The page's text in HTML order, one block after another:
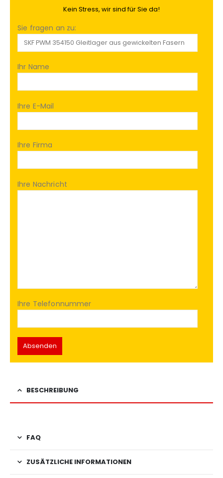
Kein Stress, wir sind für Sie da!
Sie fragen an zu:
Ihr Name
Ihre E-Mail
Ihre Firma
Ihre Nachricht
Ihre Telefonnummer
BESCHREIBUNG
FAQ
ZUSÄTZLICHE INFORMATIONEN